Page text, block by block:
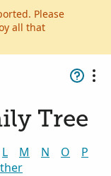
Please
all that
Tree
L M N O
P